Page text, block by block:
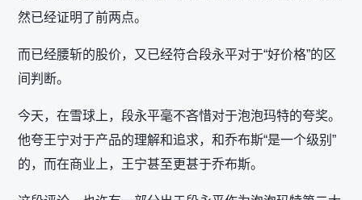
然已经证明了前两点。
而已经腰斩的股价，又已经符合段永平对于“好价格”的区
间判断。
今天，在雪球上，段永平毫不吝惜对于泡泡玛特的夸奖。
他夸王宁对于产品的理解和追求，和乔布斯“是一个级别”
的，而在商业上，王宁甚至更甚于乔布斯。